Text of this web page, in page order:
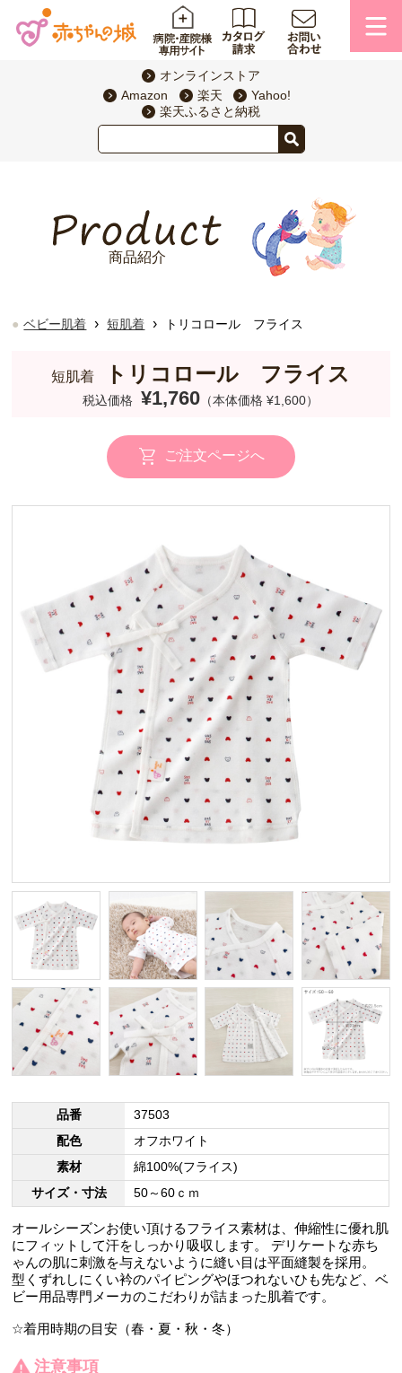
オンラインストア
Amazon
楽天
Yahoo!
楽天ふるさと納税
商品紹介
ベビー肌着 › 短肌着 › トリコロール フライス
短肌着 トリコロール フライス
税込価格 ¥1,760 （本体価格 ¥1,600）
ご注文ページへ
品番
37503
配色
オフホワイト
素材
綿100%(フライス)
サイズ・寸法
50～60ｃｍ
オールシーズンお使い頂けるフライス素材は、伸縮性に優れ肌
にフィットして汗をしっかり吸収します。 デリケートな赤ち
ゃんの肌に刺激を与えないように縫い目は平面縫製を採用。
型くずれしにくい衿のパイピングやほつれないひも先など、ベ
ビー用品専門メーカのこだわりが詰まった肌着です。
☆着用時期の目安（春・夏・秋・冬）
注意事項